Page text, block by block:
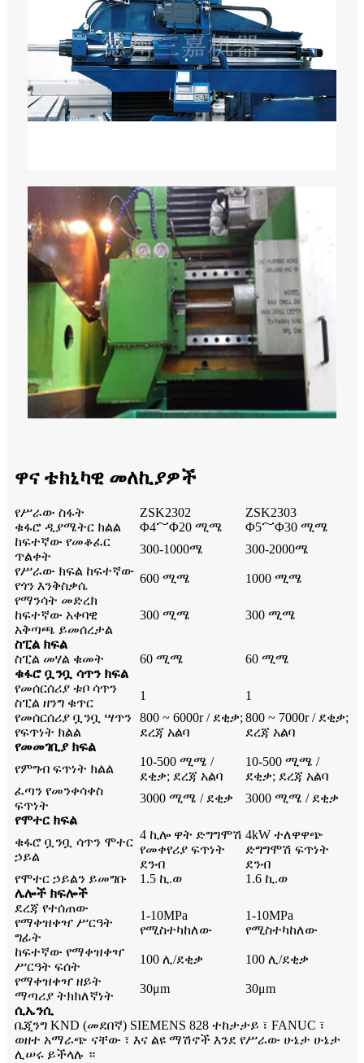
ዋና ቴክኒካዊ መለኪያዎች
የሥራው ስፋት ZSK2302
ZSK2303
ቁፋሮ ዲያሜትር ክልል
Φ4～Φ20 ሚሜ
Φ5～Φ30 ሚሜ
ከፍተኛው የመቆፈር
ጥልቀት
300-1000ሜ
300-2000ሜ
የሥራው ክፍል ከፍተኛው
የጎን እንቅስቃሴ
600 ሚሜ
1000 ሚሜ
የማንሳት መድረክ
ከፍተኛው አቀባዊ
አቅጣጫ ይመሰረታል
300 ሚሜ 300 ሚሜ
ስፒል ክፍል
ስፒል መሃል ቁመት
60 ሚሜ
60 ሚሜ
ቁፋሮ ቧንቧ ሳጥን ክፍል
የመሰርሰሪያ ቱቦ ሳጥን
ስፒል ዘንግ ቁጥር
1
1
የመሰርሰሪያ ቧንቧ ሣጥን
የፍጥነት ክልል
800 ~ 6000r / ደቂቃ;
ደረጃ አልባ
800 ~ 7000r / ደቂቃ;
ደረጃ አልባ
የመመገቢያ ክፍል
የምግብ ፍጥነት ክልል
10-500 ሚሜ /
ደቂቃ; ደረጃ አልባ
10-500 ሚሜ /
ደቂቃ; ደረጃ አልባ
ፈጣን የመንቀሳቀስ
ፍጥነት
3000 ሚሜ / ደቂቃ
3000 ሚሜ / ደቂቃ
የሞተር ክፍል
ቁፋሮ ቧንቧ ሳጥን ሞተር
ኃይል
4 ኪሎ ዋት ድግግሞሽ
የመቀየሪያ ፍጥነት
ደንብ
4kW ተለዋዋጭ
ድግግሞሽ ፍጥነት
ደንብ
የሞተር ኃይልን ይመግቡ
1.5 ኪ.ወ
1.6 ኪ.ወ
ሌሎች ክፍሎች
ደረጃ የተሰጠው
የማቀዝቀዣ ሥርዓት
ግፊት
1-10MPa
የሚስተካከለው
1-10MPa
የሚስተካከለው
ከፍተኛው የማቀዝቀዣ
ሥርዓት ፍሰት
100 ሊ/ደቂቃ
100 ሊ/ደቂቃ
የማቀዝቀዣ ዘይት
ማጣሪያ ትክክለኛነት
30μm
30μm
ሲኤንሲ
ቤጂንግ KND (መደበኛ) SIEMENS 828 ተከታታይ ፣ FANUC ፣
ወዘተ አማራጭ ናቸው ፣ እና ልዩ ማሽኖች እንደ የሥራው ሁኔታ ሁኔታ
ሊሠሩ ይችላሉ ።